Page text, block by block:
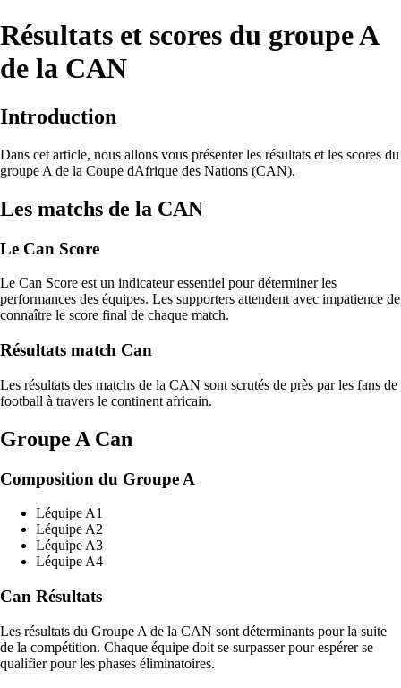
Résultats et scores du groupe A
de la CAN
Introduction
Dans cet article, nous allons vous présenter les résultats et les scores du
groupe A de la Coupe dAfrique des Nations (CAN).
Les matchs de la CAN
Le Can Score
Le Can Score est un indicateur essentiel pour déterminer les
performances des équipes. Les supporters attendent avec impatience de
connaître le score final de chaque match.
Résultats match Can
Les résultats des matchs de la CAN sont scrutés de près par les fans de
football à travers le continent africain.
Groupe A Can
Composition du Groupe A
Léquipe A1
Léquipe A2
Léquipe A3
Léquipe A4
Can Résultats
Les résultats du Groupe A de la CAN sont déterminants pour la suite
de la compétition. Chaque équipe doit se surpasser pour espérer se
qualifier pour les phases éliminatoires.